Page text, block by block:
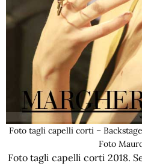
Foto tagli capelli corti –
Foto
Foto tagli capelli corti 2018.